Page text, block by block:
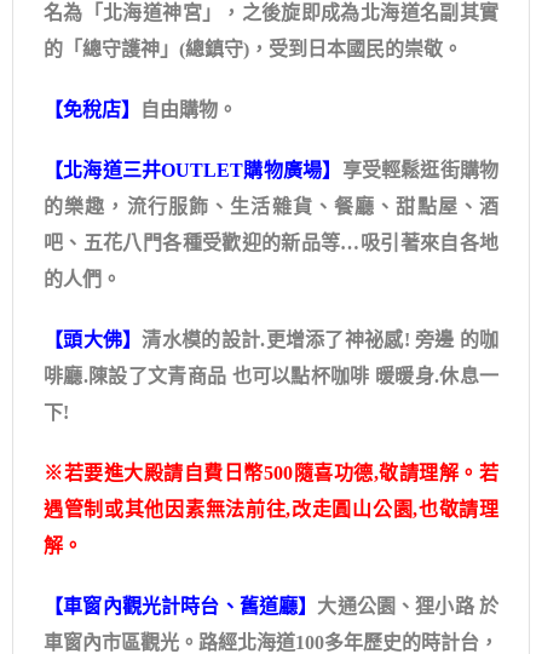
名為「北海道神宮」，之後旋即成為北海道名副其實
的「總守護神」(總鎮守)，受到日本國民的崇敬。
【免稅店】 自由購物。
【北海道三井OUTLET購物廣場】 享受輕鬆逛街購物
的樂趣，流行服飾、生活雜貨、餐廳、甜點屋、酒
吧、五花八門各種受歡迎的新品等…吸引著來自各地
的人們。
【頭大佛】清水模的設計.更增添了神祕感! 旁邊 的咖
啡廳.陳設了文青商品 也可以點杯咖啡 暖暖身.休息一
下!
※若要進大殿請自費日幣500隨喜功德,敬請理解。若
遇管制或其他因素無法前往,改走圓山公園,也敬請理
解。
【車窗內觀光計時台、舊道廳】 大通公園、狸小路 於
車窗內市區觀光。路經北海道100多年歷史的時計台，